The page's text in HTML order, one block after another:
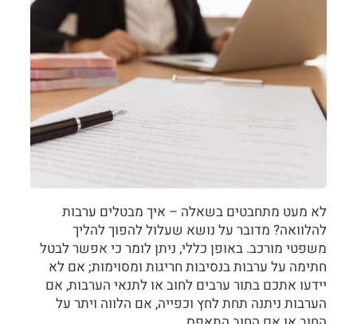
לא מעט מתחבטים בשאלה – איך מבטלים ערבות
להלוואה? מדובר על נושא שעלול להפוך להליך
משפטי מורכב. באופן כללי, ניתן לומר כי אפשר לבטל
חתימה על ערבות בנסיבות חריגות ומסוימות; אם לא
יידעו אתכם בתור ערבים לחוב או לתנאי הערבות, אם
הערבות ניתנה תחת לחץ וכפייה, אם הלווה ויתר על